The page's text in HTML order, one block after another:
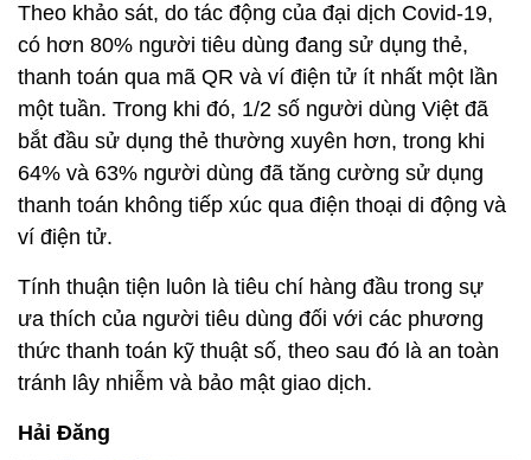
Theo khảo sát, do tác động của đại dịch Covid-19,
có hơn 80% người tiêu dùng đang sử dụng thẻ,
thanh toán qua mã QR và ví điện tử ít nhất một lần
một tuần. Trong khi đó, 1/2 số người dùng Việt đã
bắt đầu sử dụng thẻ thường xuyên hơn, trong khi
64% và 63% người dùng đã tăng cường sử dụng
thanh toán không tiếp xúc qua điện thoại di động và
ví điện tử.
Tính thuận tiện luôn là tiêu chí hàng đầu trong sự
ưa thích của người tiêu dùng đối với các phương
thức thanh toán kỹ thuật số, theo sau đó là an toàn
tránh lây nhiễm và bảo mật giao dịch.
Hải Đăng